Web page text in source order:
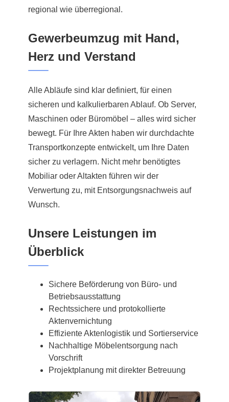
regional wie überregional.
Gewerbeumzug mit Hand,
Herz und Verstand
Alle Abläufe sind klar definiert, für einen
sicheren und kalkulierbaren Ablauf. Ob Server,
Maschinen oder Büromöbel – alles wird sicher
bewegt. Für Ihre Akten haben wir durchdachte
Transportkonzepte entwickelt, um Ihre Daten
sicher zu verlagern. Nicht mehr benötigtes
Mobiliar oder Altakten führen wir der
Verwertung zu, mit Entsorgungsnachweis auf
Wunsch.
Unsere Leistungen im
Überblick
Sichere Beförderung von Büro- und
Betriebsausstattung
Rechtssichere und protokollierte
Aktenvernichtung
Effiziente Aktenlogistik und Sortierservice
Nachhaltige Möbelentsorgung nach
Vorschrift
Projektplanung mit direkter Betreuung